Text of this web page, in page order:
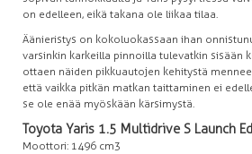
on edelleen, eikä takana ole liikaa tilaa.
Äänieristys on kokoluokassaan ihan
varsinkin karkeilla pinnoilla tulevatkin sisään
ottaen näiden pikkuautojen kehitystä
että vaikka pitkän matkan taittaminen ei
se ole enää myöskään kärsimystä.
Toyota Yaris 1.5 Multidrive S Launch
Moottori: 1496 cm3